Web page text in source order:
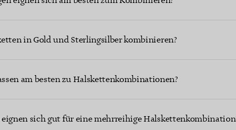
in Gold und Sterlingsilber kombinieren?
am besten zu Halskettenkombinationen?
sich gut für eine mehrreihige